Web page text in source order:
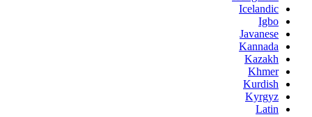
Icelandic
Igbo
Javanese
Kannada
Kazakh
Khmer
Kurdish
Kyrgyz
Latin